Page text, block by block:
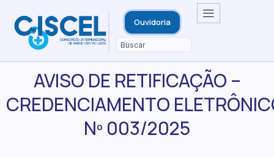
Ouvidoria
AVISO DE RETIFICAÇÃO –
CREDENCIAMENTO
Nº 003/2025